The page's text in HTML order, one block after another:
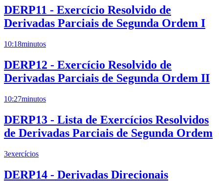
DERP11 - Exercício Resolvido de
Derivadas Parciais de Segunda Ordem I
10:18minutos
DERP12 - Exercício Resolvido de
Derivadas Parciais de Segunda Ordem II
10:27minutos
DERP13 - Lista de Exercícios Resolvidos
de Derivadas Parciais de Segunda Ordem
3exercícios
DERP14 - Derivadas Direcionais